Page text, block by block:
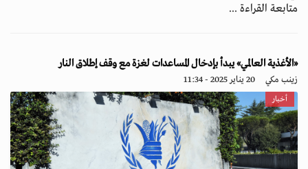
متابعة القراءة ...
«الأغذية العالمي» يبدأ بإدخال المساعدات لغزة مع وقف إطلاق النار
زينب مكي 20 يناير 2025 - 11:34
أخبار